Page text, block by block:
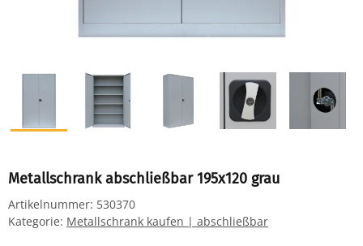
Metallschrank abschließbar 195x120 grau
Artikelnummer: 530370
Kategorie: Metallschrank kaufen | abschließbar